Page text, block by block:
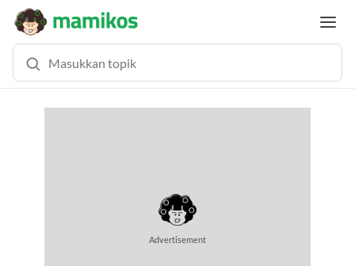
Advertisement